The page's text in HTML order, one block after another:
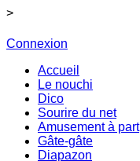
>
Connexion
Accueil
Le nouchi
Dico
Sourire du net
Amusement à part
Gâte-gâte
Diapazon